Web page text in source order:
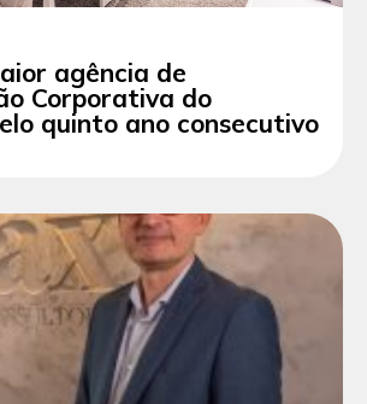
agência de
Corporativa do
quinto ano consecutivo